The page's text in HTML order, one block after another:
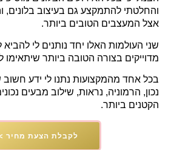
והחלטתי להתמקצע גם בעיצוב בלונים,
אצל המעצבים הטובים ביותר.
שני העולמות האלו יחד נותנים לי
מדוייקים בצורה הטובה ביותר שיתאימו
בכל אחד מהמקצועות נתנו לי ידע חשוב
נכון, הרמוניה, נראות, שילוב מבעים
הקטנים ביותר.
לקבלת הצעת מחיר